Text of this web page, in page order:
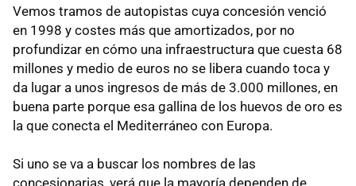
Vemos tramos de autopistas cuya concesión venció
en 1998 y costes más que amortizados, por no
profundizar en cómo una infraestructura que cuesta 68
millones y medio de euros no se libera cuando toca y
da lugar a unos ingresos de más de 3.000 millones, en
buena parte porque esa gallina de los huevos de oro es
la que conecta el Mediterráneo con Europa.
Si uno se va a buscar los nombres de las
concesionarias, verá que la mayoría dependen de